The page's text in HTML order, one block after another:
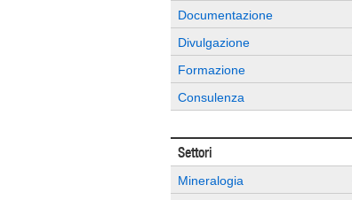
Documentazione
Divulgazione
Formazione
Consulenza
Settori
Mineralogia